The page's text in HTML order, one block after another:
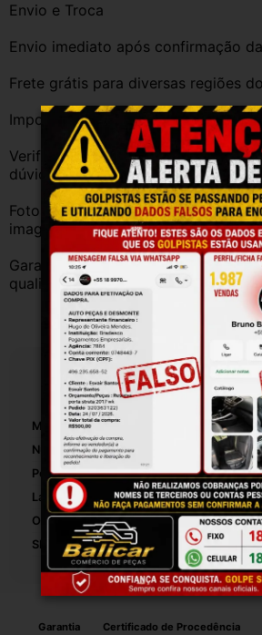
Envio e Troca
Envio imediato após confirmação
Frete grátis para diversas regiões
Importante
Verifique a compatibilidade com
dúvidas no campo de perguntas!
Fotos reais do produto. Peça
imagens.
Garantia válida somente com
qualificado.
Marca:
Número De Peça:
Posição:
Lado:
Origem:
SKU:
Garantia Certificado de Procedência